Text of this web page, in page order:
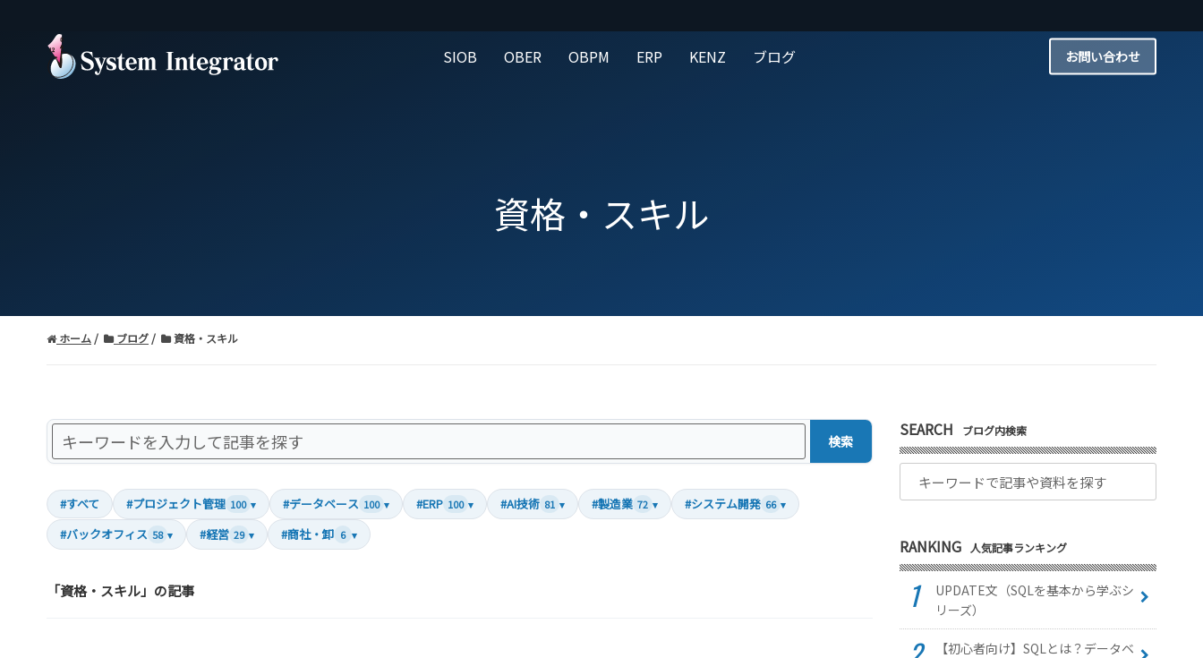
SIOB OBER OBPM ERP KENZ ブログ お問い合わせ
資格・スキル
ホーム ブログ 資格・スキル
検索
#すべて #プロジェクト管理 100 ▾ #データベース 100 ▾ #ERP 100 ▾ #AI技術 81 ▾ #製造業 72 ▾ #システム開発 66 ▾
#バックオフィス 58 ▾ #経営 29 ▾ #商社・卸 6 ▾
「資格・スキル」の記事
SEARCH ブログ内検索
RANKING 人気記事ランキング
UPDATE文（SQLを基本から学ぶシ
リーズ）
【初心者向け】SQLとは？データベ